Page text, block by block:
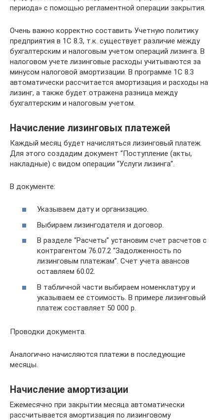
периода» с помощью регламентной операции закрытия.
Очень важно корректно составить Учетную политику
предприятия в 1С 8.3, т.к. существует различие между
бухгалтерским и налоговым учетом операций лизинга. В
налоговом учете лизинговые расходы учитываются за
минусом налоговой амортизации. В программе 1С 8.3
автоматически рассчитается амортизация и расходы на
лизинг, а также будет отражена разница между
бухгалтерским и налоговым учетом.
Начисление лизинговых платежей
Каждый месяц будет начисляться лизинговый платеж.
Для этого создадим документ “Поступление (акты,
накладные) с видом операции “Услуги лизинга”.
В документе:
Указываем дату и организацию.
Выбираем лизингодателя и договор.
В разделе “Расчеты” установим счет расчетов с
контрагентом 76.07.2 “Задолженность по
лизинговым платежам”. Счет учета авансов
оставляем 60.02.
В табличной части выбираем номенклатуру и
указываем ее стоимость. В примере лизинговый
платеж составляет 50 000 р.
Проводки документа.
Аналогично начисляются платежи в последующие
месяцы.
Начисление амортизации
Ежемесячно при закрытии месяца автоматически
рассчитывается амортизация по лизинговому